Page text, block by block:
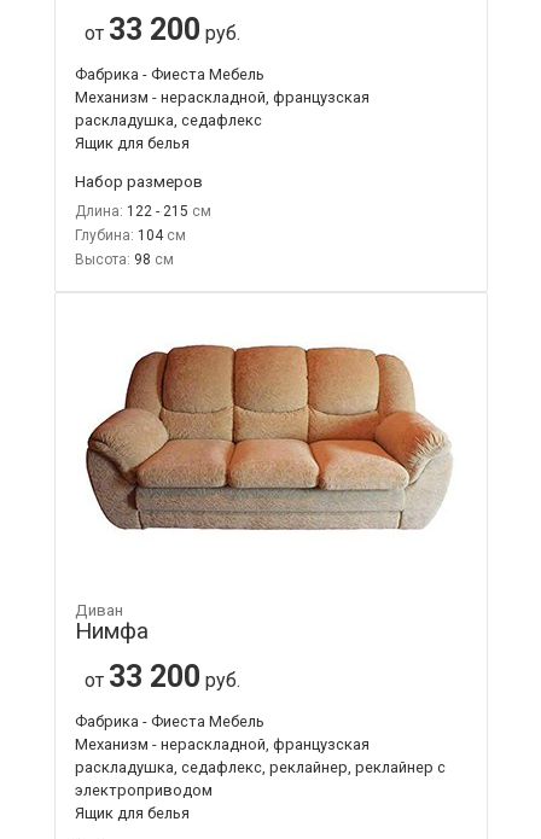
от 33 200 руб.
Фабрика - Фиеста Мебель
Механизм - нераскладной, французская
раскладушка, седафлекс
Ящик для белья
Набор размеров
Длина: 122 - 215
Глубина: 104
Высота: 98
Диван
Нимфа
от 33 200 руб.
Фабрика - Фиеста Мебель
Механизм - нераскладной, французская
раскладушка, седафлекс, реклайнер, реклайнер с
электроприводом
Ящик для белья